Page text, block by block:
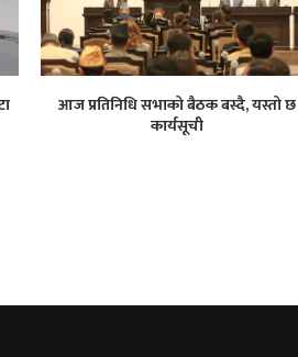
आज प्रतिनिधि सभाको बैठक बस्दै, यस्तो छ
कार्यसूची